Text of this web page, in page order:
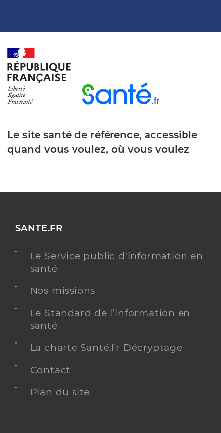
Le site santé de référence, accessible
quand vous voulez, où vous voulez
SANTE.FR
Le Service public d'information en
santé
Nos missions
Le Standard de l’information en
santé
La charte Santé.fr Décryptage
Contact
Plan du site